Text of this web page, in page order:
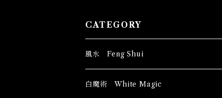
CATEGORY
風水 Feng Shui
ブッダ Buddha
白魔術 White Magic